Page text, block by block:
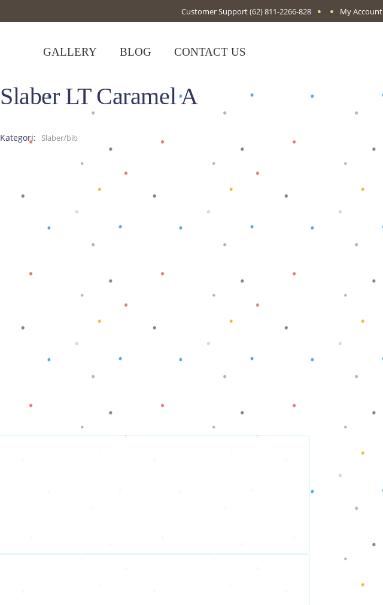
Customer Support(62) 811-2266-828 My Account
GALLERY BLOG CONTACT US
Slaber LT Caramel A
Kategori: Slaber/bib